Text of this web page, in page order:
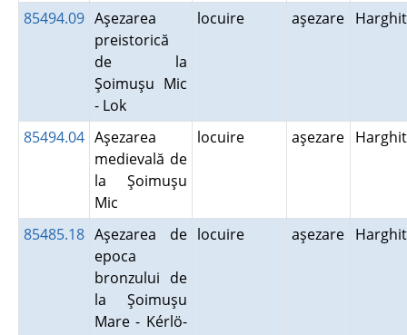
85494.09 Aşezarea
preistorică
de la
Şoimuşu Mic
- Lok
locuire aşezare
85494.04 Aşezarea
medievală de
la Şoimuşu
Mic
locuire aşezare
85485.18 Aşezarea de
epoca
bronzului de
la Şoimuşu
Mare - Kérlö-
locuire aşezare